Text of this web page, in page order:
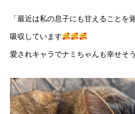
「最近は私の息子にも甘えることを
吸収しています
愛されキャラでナミちゃんも幸せそう